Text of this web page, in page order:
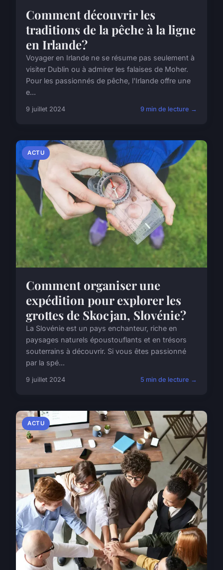
Comment découvrir les
traditions de la pêche à la ligne
en Irlande?
Voyager en Irlande ne se résume pas seulement à
visiter Dublin ou à admirer les falaises de Moher.
Pour les passionnés de pêche, l'Irlande offre une
e...
9 juillet 2024 9 min de lecture →
ACTU
Comment organiser une
expédition pour explorer les
grottes de Skocjan, Slovénie?
La Slovénie est un pays enchanteur, riche en
paysages naturels époustouflants et en trésors
souterrains à découvrir. Si vous êtes passionné
par la spé...
9 juillet 2024 5 min de lecture →
ACTU